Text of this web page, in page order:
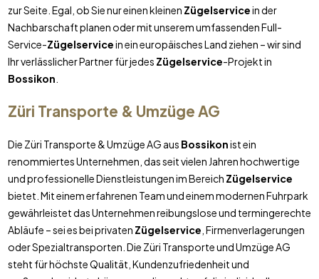
zur Seite. Egal, ob Sie nur einen kleinen Zügelservicein der
Nachbarschaft planen oder mit unserem umfassenden Full-
Service-Zügelservicein ein europäisches Land ziehen – wir sind
Ihr verlässlicher Partner für jedes Zügelservice-Projekt in
Bossikon
Züri Transporte & Umzüge AG
Die Züri Transporte & Umzüge AG aus Bossikonist ein
renommiertes Unternehmen, das seit vielen Jahren hochwertige
und professionelle Dienstleistungen im Bereich Zügelservice
bietet. Mit einem erfahrenen Team und einem modernen Fuhrpark
gewährleistet das Unternehmen reibungslose und termingerechte
Abläufe – sei es bei privaten Zügelservice , Firmenverlagerungen
oder Spezialtransporten. Die Züri Transporte und Umzüge AG
steht für höchste Qualität, Kundenzufriedenheit und